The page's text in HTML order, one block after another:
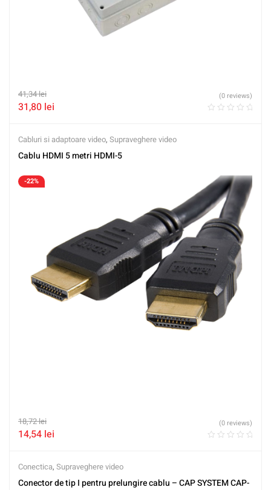
41,34lei
31,80 lei
(0 reviews)
Cabluri si adaptoare video, Supraveghere video
Cablu HDMI 5 metri HDMI-5
-22%
18,72lei
14,54 lei
(0 reviews)
Conectica, Supraveghere video
Conector de tip I pentru prelungire cablu – CAP SYSTEM CAP-